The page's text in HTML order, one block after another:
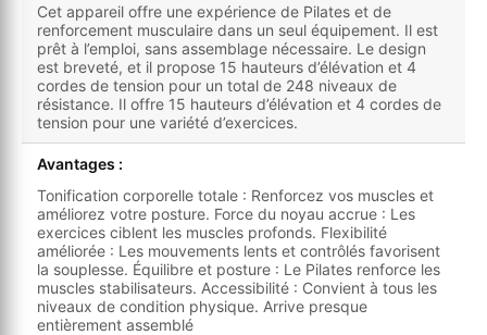
Cet appareil offre une expérience de Pilates et de
renforcement musculaire dans un seul équipement. Il est
prêt à l’emploi, sans assemblage nécessaire. Le design
est breveté, et il propose 15 hauteurs d’élévation et 4
cordes de tension pour un total de 248 niveaux de
résistance. Il offre 15 hauteurs d’élévation et 4 cordes de
tension pour une variété d’exercices.
Avantages :
Tonification corporelle totale : Renforcez vos muscles et
améliorez votre posture. Force du noyau accrue : Les
exercices ciblent les muscles profonds. Flexibilité
améliorée : Les mouvements lents et contrôlés favorisent
la souplesse. Équilibre et posture : Le Pilates renforce les
muscles stabilisateurs. Accessibilité : Convient à tous les
niveaux de condition physique. Arrive presque
entièrement assemblé